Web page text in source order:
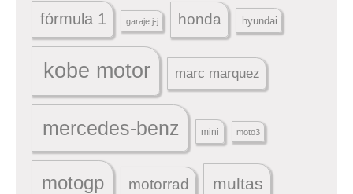
fórmula 1 garaje j-j honda hyundai
kobe motor marc marquez
mercedes-benz mini moto3
motogp motorrad multas